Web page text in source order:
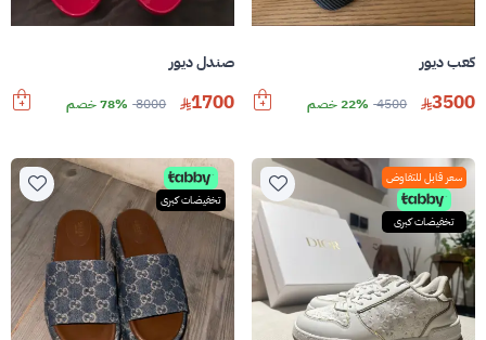
كعب ديور
3500
4500 22% خصم
صندل ديور
1700
8000 78% خصم
سعر قابل للتفاوض
تخفيضات كبرى
تخفيضات كبرى